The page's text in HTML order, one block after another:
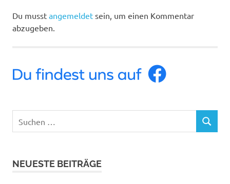
Du musst angemeldet sein, um einen Kommentar
abzugeben.
nach:
SUCHEN
NEUESTE BEITRÄGE